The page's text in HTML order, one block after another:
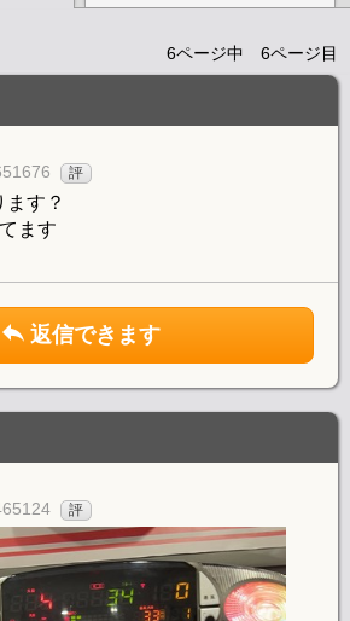
6ページ中 6ページ目
評
す？
ます
返信できます
評